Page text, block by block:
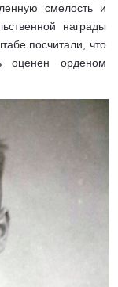
смелость и
награды
посчитали, что
оценен орденом